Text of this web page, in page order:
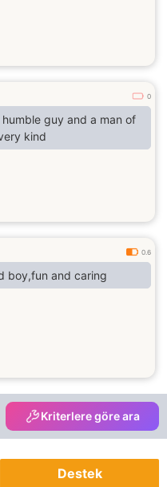
0
humble guy and a man of
kind
0.6
boy,fun and caring
Kriterlere göre ara
Destek